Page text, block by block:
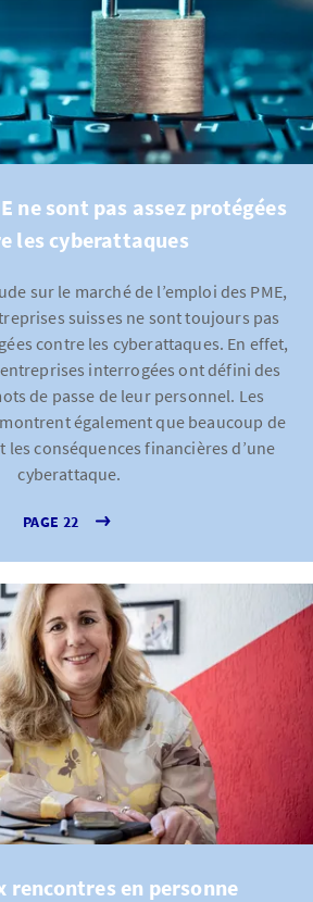
ne sont pas assez protégées
les cyberattaques
sur le marché de l’emploi des PME,
suisses ne sont toujours pas
contre les cyberattaques. En effet,
interrogées ont défini des
de passe de leur personnel. Les
également que beaucoup de
les conséquences financières d’une
cyberattaque.
PAGE 22
rencontres en personne